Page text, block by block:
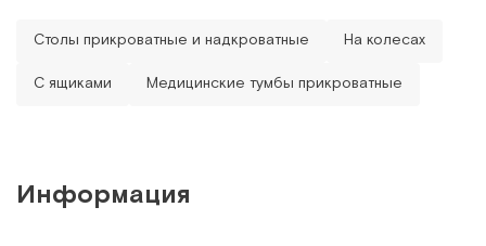
Сообщить о поступлении
Сравнить
Столы прикроватные и надкроватные На колесах
С ящиками Медицинские тумбы прикроватные
Информация